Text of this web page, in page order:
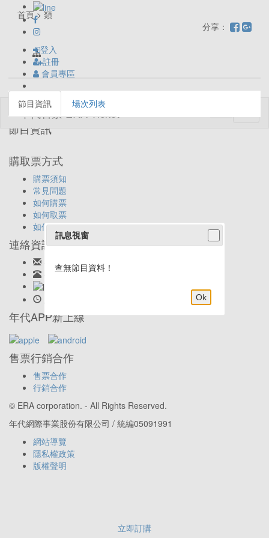
登入
註冊
會員專區
首頁 > 類
分享：
立即訂購
節目資訊 場次列表
節目資訊
購取票方式
購票須知
常見問題
如何購票
如何取票
如何退票
連絡資訊
客服信箱: ticket@eracom.com.tw
客服專線: 02-23419898
年代APP新上線
售票行銷合作
售票合作
行銷合作
© ERA corporation. - All Rights Reserved.
年代網際事業股份有限公司 / 統編05091991
網站導覽
隱私權政策
版權聲明
訊息視窗
查無節目資料！
Ok